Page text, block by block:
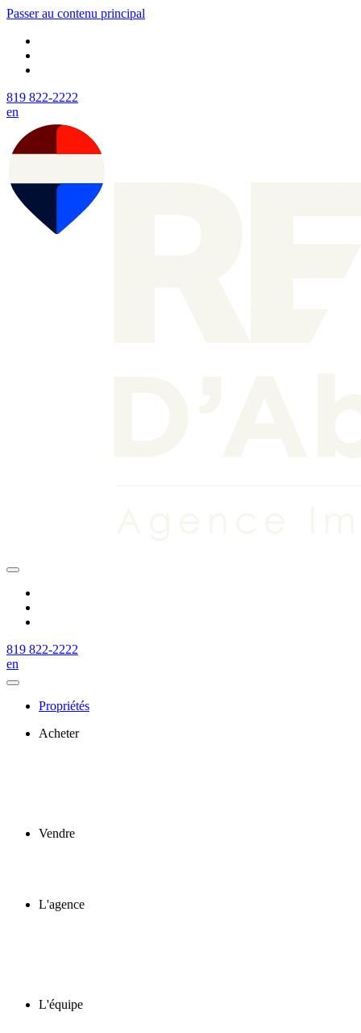
Passer au contenu principal
819 822-2222
en
819 822-2222
en
Propriétés
Acheter
Vendre
L'agence
L'équipe